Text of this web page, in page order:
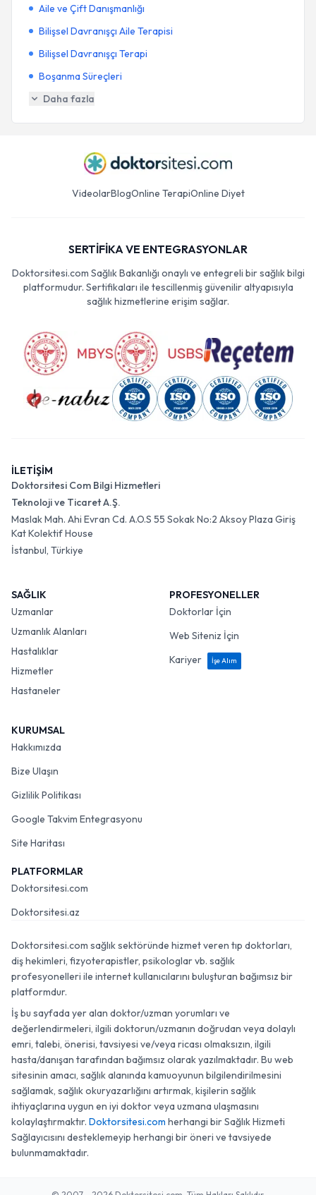
Aile ve Çift Danışmanlığı
Bilişsel Davranışçı Aile Terapisi
Bilişsel Davranışçı Terapi
Boşanma Süreçleri
Daha fazla
VideolarBlogOnline TerapiOnline Diyet
SERTİFİKA VE ENTEGRASYONLAR
Doktorsitesi.com Sağlık Bakanlığı onaylı ve entegreli bir sağlık bilgi
platformudur. Sertifikaları ile tescillenmiş güvenilir altyapısıyla
sağlık hizmetlerine erişim sağlar.
İLETİŞİM
Doktorsitesi Com Bilgi Hizmetleri
Teknoloji ve Ticaret A.Ş.
Maslak Mah. Ahi Evran Cd. A.O.S 55 Sokak No:2 Aksoy Plaza Giriş
Kat Kolektif House
İstanbul, Türkiye
SAĞLIK
Uzmanlar
Uzmanlık Alanları
Hastalıklar
Hizmetler
Hastaneler
PROFESYONELLER
Doktorlar İçin
Web Siteniz İçin
Kariyer
İşe Alım
KURUMSAL
Hakkımızda
Bize Ulaşın
Gizlilik Politikası
Google Takvim Entegrasyonu
Site Haritası
PLATFORMLAR
Doktorsitesi.com
Doktorsitesi.az
Doktorsitesi.com sağlık sektöründe hizmet veren tıp doktorları,
diş hekimleri, fizyoterapistler, psikologlar vb. sağlık
profesyonelleri ile internet kullanıcılarını buluşturan bağımsız bir
platformdur.
İş bu sayfada yer alan doktor/uzman yorumları ve
değerlendirmeleri, ilgili doktorun/uzmanın doğrudan veya dolaylı
emri, talebi, önerisi, tavsiyesi ve/veya ricası olmaksızın, ilgili
hasta/danışan tarafından bağımsız olarak yazılmaktadır. Bu web
sitesinin amacı, sağlık alanında kamuoyunun bilgilendirilmesini
sağlamak, sağlık okuryazarlığını artırmak, kişilerin sağlık
ihtiyaçlarına uygun en iyi doktor veya uzmana ulaşmasını
kolaylaştırmaktır. Doktorsitesi.com herhangi bir Sağlık Hizmeti
Sağlayıcısını desteklemeyip herhangi bir öneri ve tavsiyede
bulunmamaktadır.